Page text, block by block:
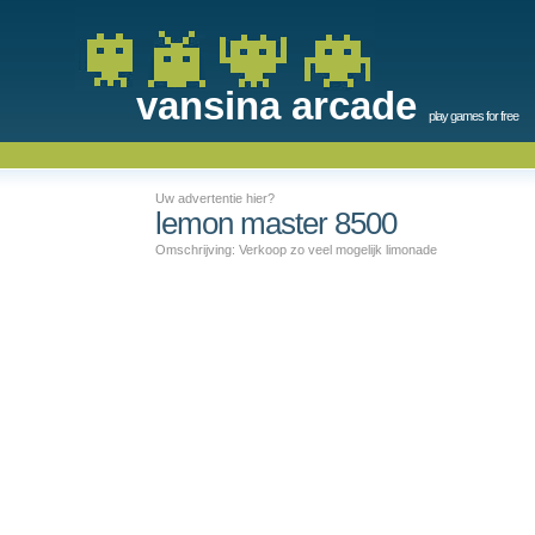
vansina arcade play games for free
Uw advertentie hier?
lemon master 8500
Omschrijving: Verkoop zo veel mogelijk limonade